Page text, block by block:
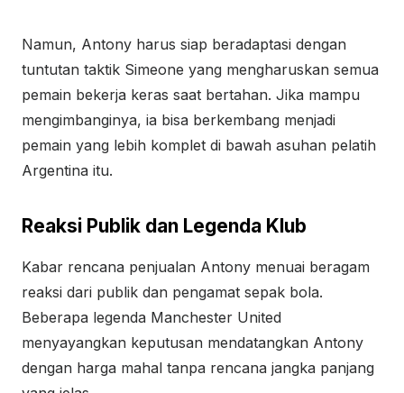
Namun, Antony harus siap beradaptasi dengan
tuntutan taktik Simeone yang mengharuskan semua
pemain bekerja keras saat bertahan. Jika mampu
mengimbanginya, ia bisa berkembang menjadi
pemain yang lebih komplet di bawah asuhan pelatih
Argentina itu.
Reaksi Publik dan Legenda Klub
Kabar rencana penjualan Antony menuai beragam
reaksi dari publik dan pengamat sepak bola.
Beberapa legenda Manchester United
menyayangkan keputusan mendatangkan Antony
dengan harga mahal tanpa rencana jangka panjang